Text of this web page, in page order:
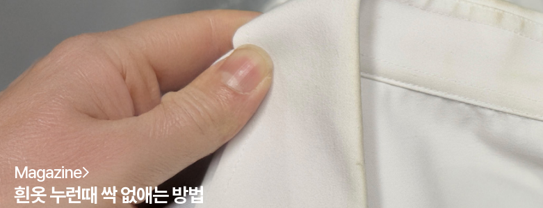
Magazine
흰옷 누런때 싹 없애는 방법